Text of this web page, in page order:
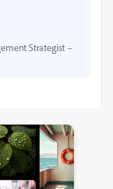
Strategist –